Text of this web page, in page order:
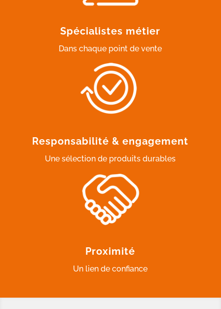
Spécialistes métier
Dans chaque point de vente
Responsabilité & engagement
Une sélection de produits durables
Proximité
Un lien de confiance